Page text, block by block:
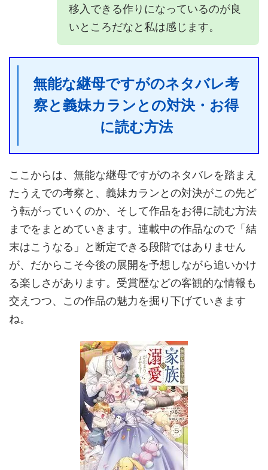
移入できる作りになっているのが良
いところだなと私は感じます。
無能な継母ですがのネタバレ考
察と義妹カランとの対決・お得
に読む方法
ここからは、無能な継母ですがのネタバレを踏まえ
たうえでの考察と、義妹カランとの対決がこの先ど
う転がっていくのか、そして作品をお得に読む方法
までをまとめていきます。連載中の作品なので「結
末はこうなる」と断定できる段階ではありません
が、だからこそ今後の展開を予想しながら追いかけ
る楽しさがあります。受賞歴などの客観的な情報も
交えつつ、この作品の魅力を掘り下げていきます
ね。